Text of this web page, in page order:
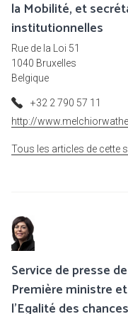
la Mobilité, et
institutionnelles
Rue de la Loi 51
1040 Bruxelles
Belgique
+32 2 790 57 11
http://
Tous les articles de cette
Service de presse
Première ministre
l'Egalité des chances